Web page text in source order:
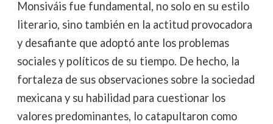
Monsiváis fue fundamental, no solo en su estilo
literario, sino también en la actitud provocadora
y desafiante que adoptó ante los problemas
sociales y políticos de su tiempo. De hecho, la
fortaleza de sus observaciones sobre la sociedad
mexicana y su habilidad para cuestionar los
valores predominantes, lo catapultaron como